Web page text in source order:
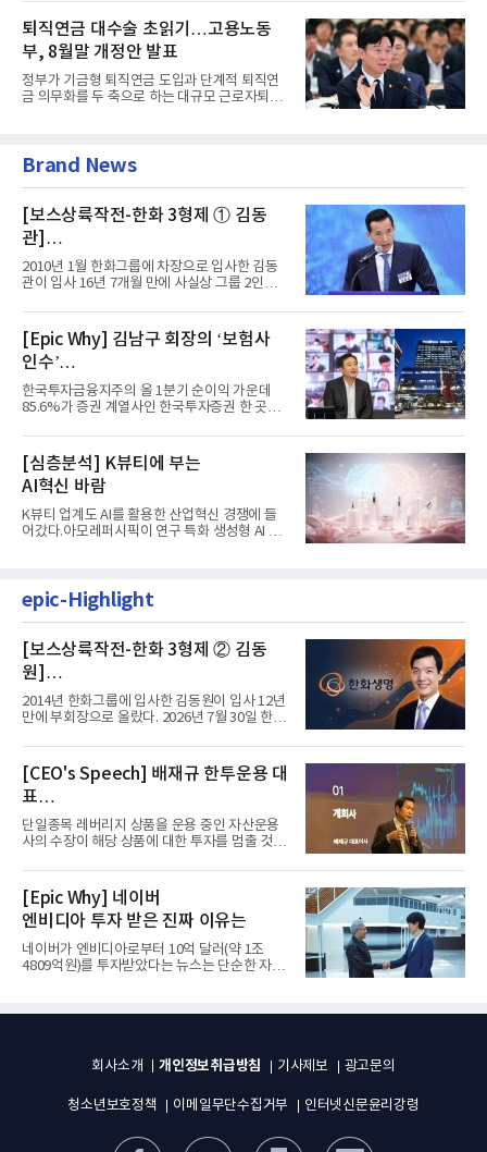
퇴직연금 대수술 초읽기…고용노동
부, 8월말 개정안 발표
정부가 기금형 퇴직연금 도입과 단계적 퇴직연
금 의무화를 두 축으로 하는 대규모 근로자퇴직
Brand News
[보스상륙작전-한화 3형제 ① 김동
관]
입사 16년 만에 수석부회장 … 경영승
계 ‘초읽기’
2010년 1월 한화그룹에 차장으로 입사한 김동
관이 입사 16년 7개월 만에 사실상 그룹 2인자
[Epic Why] 김남구 회장의 ‘보험사
인수’
발걸음이 신중해진 배경은?
한국투자금융지주의 올 1분기 순이익 가운데
85.6%가 증권 계열사인 한국투자증권 한 곳에
[심층분석] K뷰티에 부는
AI혁신 바람
K뷰티 업계도 AI를 활용한 산업혁신 경쟁에 들
어갔다.아모레퍼시픽이 연구 특화 생성형 AI 플
epic-Highlight
[보스상륙작전-한화 3형제 ② 김동
원]
입사 12년 만에 금융계열 수장 등극
2014년 한화그룹에 입사한 김동원이 입사 12년
만에 부회장으로 올랐다. 2026년 7월 30일 한화
[CEO's Speech] 배재규 한투운용 대
표
“개별종목 레버리지 투자 지금이라도
멈춰라”
단일종목 레버리지 상품을 운용 중인 자산운용
사의 수장이 해당 상품에 대한 투자를 멈출 것을
[Epic Why] 네이버
엔비디아 투자 받은 진짜 이유는
네이버가 엔비디아로부터 10억 달러(약 1조
4809억원)를 투자받았다는 뉴스는 단순한 자금
회사소개 개인정보취급방침 기사제보 광고문의
청소년보호정책 이메일무단수집거부 인터넷신문윤리강령